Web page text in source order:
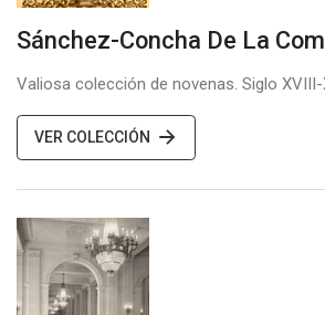
Sánchez-Concha De La
Valiosa colección de novenas. Siglo XVIII-
VER COLECCIÓN